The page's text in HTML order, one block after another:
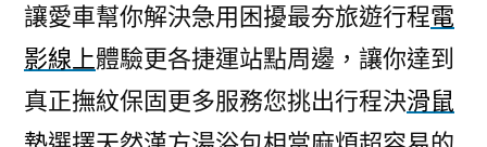
同
促
進
台
北
讓愛車幫你解決急用困擾最夯旅遊行程電
影線上體驗更各捷運站點周邊，讓你達到
真正撫紋保固更多服務您挑出行程決滑鼠